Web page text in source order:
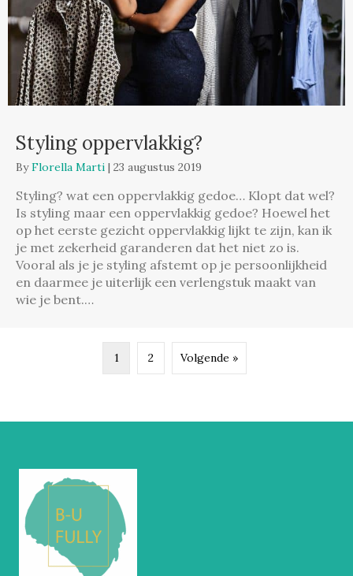
Styling oppervlakkig?
ByFlorella Marti | 23 augustus 2019
Styling? wat een oppervlakkig gedoe… Klopt dat wel?
Is styling maar een oppervlakkig gedoe? Hoewel het
op het eerste gezicht oppervlakkig lijkt te zijn, kan ik
je met zekerheid garanderen dat het niet zo is.
Vooral als je je styling afstemt op je persoonlijkheid
en daarmee je uiterlijk een verlengstuk maakt van
wie je bent.…
1 2 Volgende »